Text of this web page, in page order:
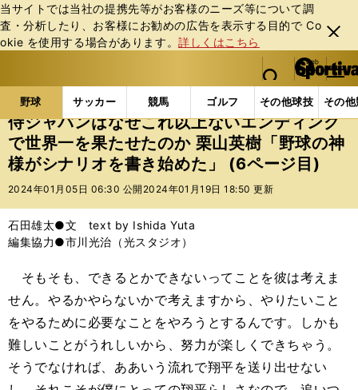
当サイトでは当社の提携先等がお客様のニーズ等について調
査・分析したり、お客様にお勧めの広告を表⽰する⽬的で Co
okie を使⽤する場合があります。詳しくはこちら
閉じ
る
web Sportiva (webスポルティーバ)
検索
マイペ
ー
ジ
メニュ
野球 サッカー 競馬 ゴルフ その他球技 その
b
ス
ポ
ル
テ
ー
バ
野球の記事一覧 プロ野球 侍ジャパンはなぜこれ以
侍ジャパンはなぜこれ以上ないエンディング
で世界一を果たせたのか 栗山英樹「野球の神
様がシナリオを書き始めた」 (6ページ目)
2024年01月05日 06:30 公開 2024年01月19日 18:50 更新
石田雄太●文 text by Ishida Yuta
編集協力●市川光治（光スタジオ）
そもそも、できるとかできないってことを彼は考えま
せん。やるかやらないかで考えますから、やりたいこと
をやるために必要なことをやろうとするんです。しかも
難しいことがうれしいから、努力が楽しくできちゃう。
そうでなければ、ああいう流れで翔平を送り出せない